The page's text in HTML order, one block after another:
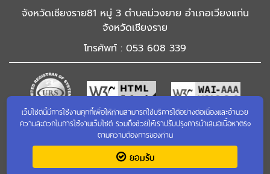
จังหวัดเชียงราย81 หมู่ 3 ตำบลม่วงยาย อำเภอเวียงแก่น
จังหวัดเชียงราย
โทรศัพท์ : 053 608 339
เข้าชมเว็บไซต์เก่า
เว็บไซต์นี้มีการใช้งานคุกกี้เพื่อให้ท่านสามารถใช้บริการได้อย่างต่อเนื่องและอำนวย
ความสะดวกในการใช้งานเว็บไซต์ รวมถึงช่วยให้เราปรับปรุงการนำเสนอเนื้อหาตรง
ตามความต้องการของท่าน
ยอมรับ